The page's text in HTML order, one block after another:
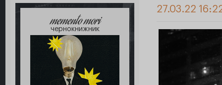
memento mori
чернокнижник
27.03.22